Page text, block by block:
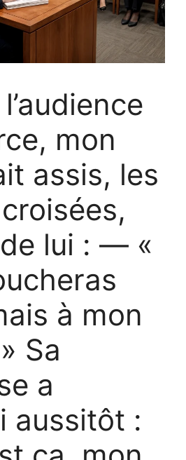
mon
assis, les
de lui : — «
à mon
Sa
a
aussitôt :